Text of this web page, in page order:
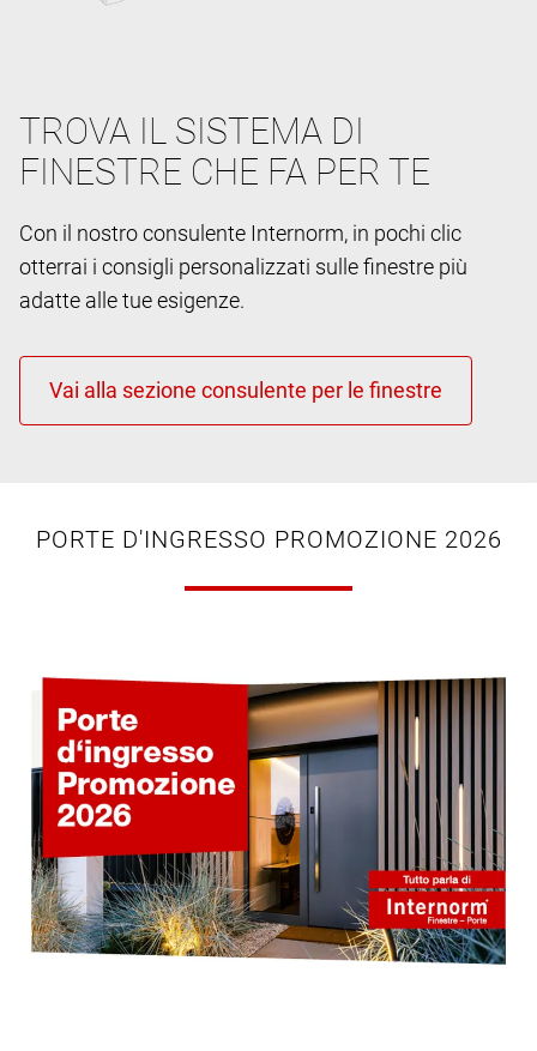
TROVA IL SISTEMA DI
FINESTRE CHE FA PER TE
Con il nostro consulente Internorm, in pochi clic
otterrai i consigli personalizzati sulle finestre più
adatte alle tue esigenze.
PORTE D'INGRESSO PROMOZIONE 2026